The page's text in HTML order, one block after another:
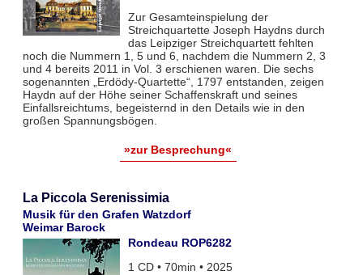
Zur Gesamteinspielung der
Streichquartette Joseph Haydns durch
das Leipziger Streichquartett fehlten
noch die Nummern 1, 5 und 6, nachdem die Nummern 2, 3
und 4 bereits 2011 in Vol. 3 erschienen waren. Die sechs
sogenannten „Erdödy-Quartette“, 1797 entstanden, zeigen
Haydn auf der Höhe seiner Schaffenskraft und seines
Einfallsreichtums, begeisternd in den Details wie in den
großen Spannungsbögen.
»zur Besprechung«
La Piccola Serenissimia
Musik für den Grafen Watzdorf
Weimar Barock
Rondeau ROP6282
1 CD • 70min • 2025